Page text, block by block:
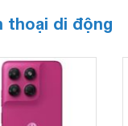
thoại di động